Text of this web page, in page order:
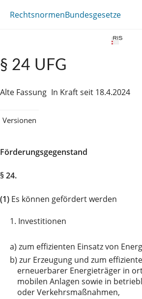
RechtsnormenBundesgesetze
§ 24 UFG
Alte Fassung In Kraft seit 18.4.2024
Versionen
Förderungsgegenstand
§ 24.
(1) Es können gefördert werden
1. Investitionen
a) zum effizienten Einsatz von
b) zur Erzeugung und zum
erneuerbarer Energieträger in
mobilen Anlagen sowie in
oder Verkehrsmaßnahmen,